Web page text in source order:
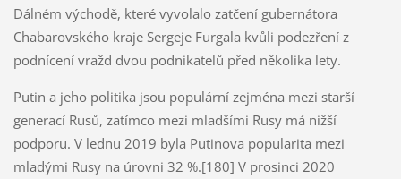
Dálném východě, které vyvolalo zatčení gubernátora
Chabarovského kraje Sergeje Furgala kvůli podezření z
podnícení vražd dvou podnikatelů před několika lety.
Putin a jeho politika jsou populární zejména mezi starší
generací Rusů, zatímco mezi mladšími Rusy má nižší
podporu. V lednu 2019 byla Putinova popularita mezi
mladými Rusy na úrovni 32 %.[180] V prosinci 2020